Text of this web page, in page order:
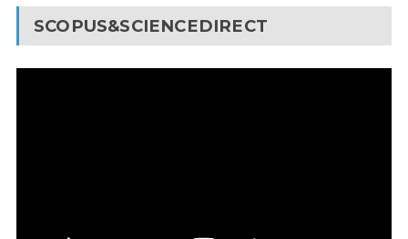
SCOPUS&SCIENCEDIRECT